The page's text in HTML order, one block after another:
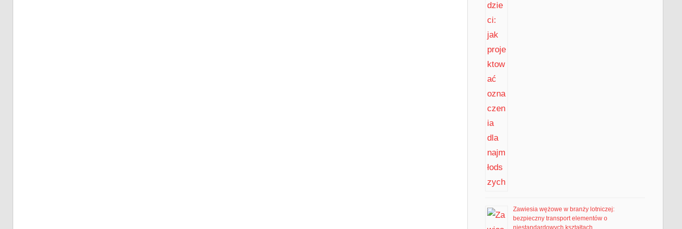
Zawiesia wężowe w branży lotniczej:
bezpieczny transport elementów o
niestandardowych kształtach